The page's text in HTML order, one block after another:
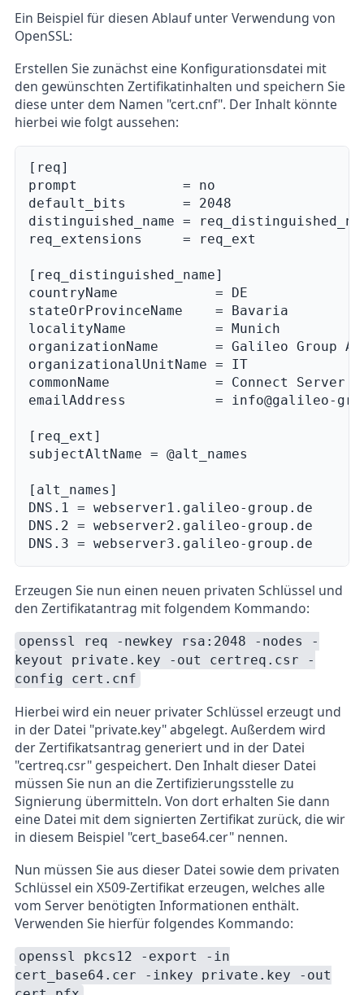
Ein Beispiel für diesen Ablauf unter Verwendung von
OpenSSL:
Erstellen Sie zunächst eine Konfigurationsdatei mit
den gewünschten Zertifikatinhalten und speichern Sie
diese unter dem Namen "cert.cnf". Der Inhalt könnte
hierbei wie folgt aussehen:
[req]
prompt             = no
default_bits       = 2048
distinguished_name =
req_extensions     = req_ext
[req_distinguished_name]
countryName            = DE
stateOrProvinceName    = Bavaria
localityName           = Munich
organizationName       = Galileo Group AG
organizationalUnitName = IT
commonName             = Connect Server
emailAddress           = info@galileo-
[req_ext]
subjectAltName = @alt_names
[alt_names]
DNS.1 = webserver1.galileo-group.de
DNS.2 = webserver2.galileo-group.de
Erzeugen Sie nun einen neuen privaten Schlüssel und
den Zertifikatantrag mit folgendem Kommando:
openssl req -newkey rsa:2048 -nodes -
keyout private.key -out certreq.csr -
config cert.cnf
Hierbei wird ein neuer privater Schlüssel erzeugt und
in der Datei "private.key" abgelegt. Außerdem wird
der Zertifikatsantrag generiert und in der Datei
"certreq.csr" gespeichert. Den Inhalt dieser Datei
müssen Sie nun an die Zertifizierungsstelle zu
Signierung übermitteln. Von dort erhalten Sie dann
eine Datei mit dem signierten Zertifikat zurück, die wir
in diesem Beispiel "cert_base64.cer" nennen.
Nun müssen Sie aus dieser Datei sowie dem privaten
Schlüssel ein X509-Zertifikat erzeugen, welches alle
vom Server benötigten Informationen enthält.
Verwenden Sie hierfür folgendes Kommando:
openssl pkcs12 -export -in
cert_base64.cer -inkey private.key -out